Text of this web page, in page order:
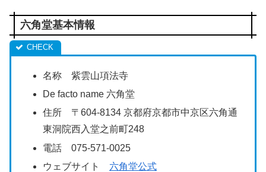
六角堂基本情報
名称 紫雲山項法寺
De facto name 六角堂
住所 〒604-8134 京都府京都市中京区六角通
東洞院西入堂之前町248
電話 075-571-0025
ウェブサイト 六角堂公式